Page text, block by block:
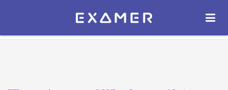
Экзамер — ЕГЭ 2027
ОТКРЫТЬ